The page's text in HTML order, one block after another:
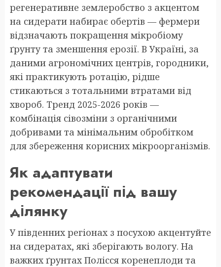
регенеративне землеробство з акцентом
на сидерати набирає обертів — фермери
відзначають покращення мікробіому
ґрунту та зменшення ерозії. В Україні, за
даними агрономічних центрів, городники,
які практикують ротацію, рідше
стикаються з тотальними втратами від
хвороб. Тренд 2025-2026 років —
комбінація сівозміни з органічними
добривами та мінімальним обробітком
для збереження корисних мікроорганізмів.
Як адаптувати
рекомендації під вашу
ділянку
У південних регіонах з посухою акцентуйте
на сидератах, які зберігають вологу. На
важких ґрунтах Полісся коренеплоди та